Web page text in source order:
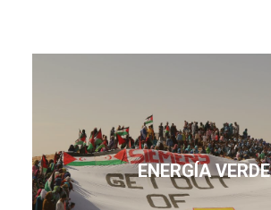
ENERGÍA VERDE